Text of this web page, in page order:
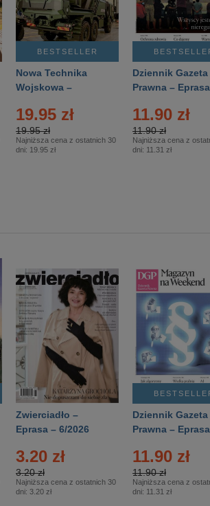
BESTSELLER
Nowa Technika
Wojskowa –
19.95 zł
19.95 zł
Najniższa cena z ostatnich 30
dni: 19.95 zł
Dziennik Gazeta
Prawna –
11.90 zł
11.90 zł
Najniższa cena z
dni: 11.31 zł
Zwierciadło –
Eprasa – 6/2026
3.20 zł
3.20 zł
Najniższa cena z ostatnich 30
dni: 3.20 zł
Dziennik Gazeta
Prawna –
11.90 zł
11.90 zł
Najniższa cena z
dni: 11.31 zł